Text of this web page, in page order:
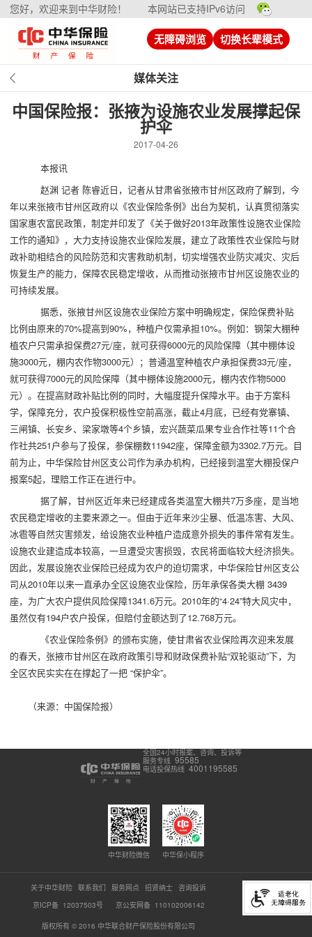
您好，欢迎来到中华财险！ 本网站已支持IPv6访问
无障碍浏览 切换长辈模式
媒体关注
中国保险报：张掖为设施农业发展撑起保
护伞
2017-04-26
本报讯
赵渊 记者 陈睿近日，记者从甘肃省张掖市甘州区政府了解到，今
年以来张掖市甘州区政府以《农业保险条例》出台为契机，认真贯彻落实
国家惠农富民政策，制定并印发了《关于做好2013年政策性设施农业保险
工作的通知》，大力支持设施农业保险发展，建立了政策性农业保险与财
政补助相结合的风险防范和灾害救助机制，切实增强农业防灾减灾、灾后
恢复生产的能力，保障农民稳定增收，从而推动张掖市甘州区设施农业的
可持续发展。
据悉，张掖甘州区设施农业保险方案中明确规定，保险保费补贴
比例由原来的70%提高到90%，种植户仅需承担10%。例如：钢架大棚种
植农户只需承担保费27元/座，就可获得6000元的风险保障（其中棚体设
施3000元，棚内农作物3000元）；普通温室种植农户承担保费33元/座，
就可获得7000元的风险保障（其中棚体设施2000元，棚内农作物5000
元）。在提高财政补贴比例的同时，大幅度提升保障水平。由于方案科
学，保障充分，农户投保积极性空前高涨，截止4月底，已经有党寨镇、
三闸镇、长安乡、梁家墩等4个乡镇，宏兴蔬菜瓜果专业合作社等11个合
作社共251户参与了投保，参保棚数11942座，保障金额为3302.7万元。目
前为止，中华保险甘州区支公司作为承办机构，已经接到温室大棚投保户
报案5起，理赔工作正在进行中。
据了解，甘州区近年来已经建成各类温室大棚共7万多座，是当地
农民稳定增收的主要来源之一。但由于近年来沙尘暴、低温冻害、大风、
冰雹等自然灾害频发，给设施农业种植户造成意外损失的事件常有发生。
设施农业建造成本较高，一旦遭受灾害损毁，农民将面临较大经济损失。
因此，发展设施农业保险已经成为农户的迫切需求，中华保险甘州区支公
司从2010年以来一直承办全区设施农业保险，历年承保各类大棚 3439
座，为广大农户提供风险保障1341.6万元。2010年的“4·24”特大风灾中，
虽然仅有194户农户投保，但赔付金额达到了12.768万元。
《农业保险条例》的颁布实施，使甘肃省农业保险再次迎来发展
的春天，张掖市甘州区在政府政策引导和财政保费补贴“双轮驱动”下，为
全区农民实实在在撑起了一把 “保护伞”。
（来源：中国保险报）
全国24小时报案、咨询、投诉等
服务专线 95585
电话投保热线 4001195585
中华财险微信 中华保小程序
关于中华财险 联系我们 服务网点 招贤纳士 咨询投诉
京ICP备 12037503号
京公安网备 110102006142
版权所有 © 2016 中华联合财产保险股份有限公司